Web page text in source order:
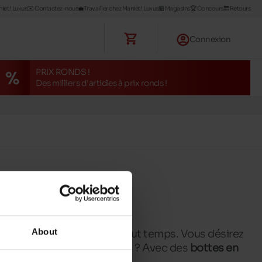
About
! Luxus✉️ Contactez-nous💼Travailler chez Maniet ! Luxus🏪 Magasins🏆 Concours🔙 Retours
Connexion
PRIX RONDS !
Des milliers d'articles à prix ronds !
à l'extérieur par tout temps. Vous désirez
les pieds et les jambes ? Avec des bottes en